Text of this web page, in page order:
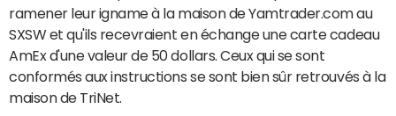
ramener leur igname à la maison de Yamtrader.com au
SXSW et qu'ils recevraient en échange une carte cadeau
AmEx d'une valeur de 50 dollars. Ceux qui se sont
conformés aux instructions se sont bien sûr retrouvés à la
maison de TriNet.